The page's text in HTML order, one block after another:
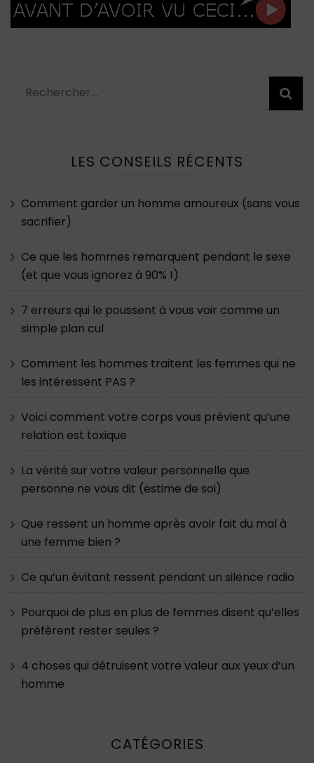
Rechercher :
LES CONSEILS RÉCENTS
Comment garder un homme amoureux (sans vous
sacrifier)
Ce que les hommes remarquent pendant le sexe
(et que vous ignorez à 90% !)
7 erreurs qui le poussent à vous voir comme un
simple plan cul
Comment les hommes traitent les femmes qui ne
les intéressent PAS ?
Voici comment votre corps vous prévient qu’une
relation est toxique
La vérité sur votre valeur personnelle que
personne ne vous dit (estime de soi)
Que ressent un homme après avoir fait du mal à
une femme bien ?
Ce qu’un évitant ressent pendant un silence radio
Pourquoi de plus en plus de femmes disent qu’elles
préfèrent rester seules ?
4 choses qui détruisent votre valeur aux yeux d’un
homme
CATÉGORIES